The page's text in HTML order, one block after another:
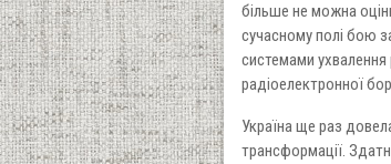
більше не можна
сучасному полі бою
системами
радіоелектронної
Україна ще раз
трансформації.